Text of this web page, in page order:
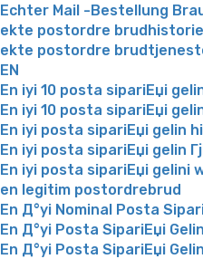
Echter Mail -Bestellung
ekte postordre
ekte postordre
EN
En iyi 10 posta sipariЕџi
En iyi 10 posta sipariЕџi
En iyi posta sipariЕџi gelin
En iyi posta sipariЕџi gelin
En iyi posta sipariЕџi gelini
en legitim postordrebrud
En Д°yi Nominal Posta
En Д°yi Posta SipariЕџi Gelin
En Д°yi Posta SipariЕџi